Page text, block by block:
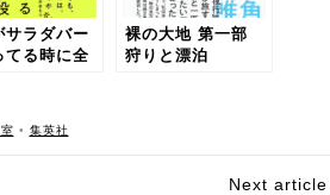
サラダバー
てる時に全
裸の大地 第一部
狩りと漂泊
• 集英社
Next article